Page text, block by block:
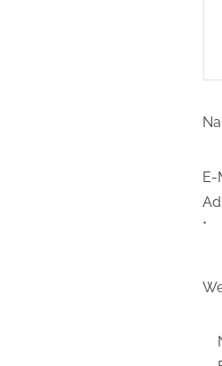
E-
*